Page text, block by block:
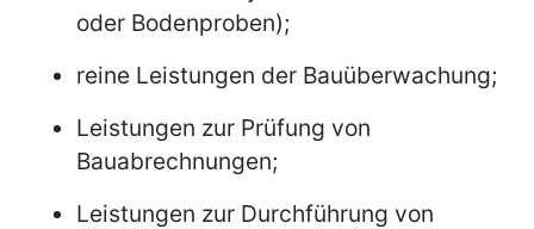
oder Bodenproben);
reine Leistungen der Bauüberwachung;
Leistungen zur Prüfung von
Bauabrechnungen;
Leistungen zur Durchführung von